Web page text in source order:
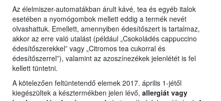
Az élelmiszer-automatákban árult kávé, tea és egyéb italok
esetében a nyomógombok mellett eddig a termék nevét
olvashattuk. Emellett, amennyiben édesítőszert is tartalmaz,
akkor az erre való utalást (például „Csokoládés cappuccino
édesítőszerekkel” vagy „Citromos tea cukorral és
édesítőszerrel”), valamint az azoszínezékek jelenlétét is fel
kellett tüntetni.
A kötelezően feltüntetendő elemek 2017. április 1-jétől
kiegészültek a késztermékben jelen lévő, allergiát vagy